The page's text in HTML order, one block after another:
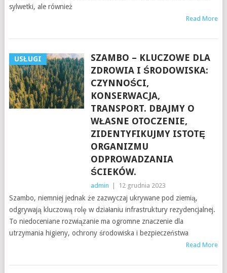
sylwetki, ale również
Read More
USŁUGI
SZAMBO – KLUCZOWE DLA
ZDROWIA I ŚRODOWISKA:
CZYNNOŚCI,
KONSERWACJA,
TRANSPORT. DBAJMY O
WŁASNE OTOCZENIE,
ZIDENTYFIKUJMY ISTOTĘ
ORGANIZMU
ODPROWADZANIA
ŚCIEKÓW.
admin 12 grudnia 2023
Szambo, niemniej jednak że zazwyczaj ukrywane pod ziemią,
odgrywają kluczową rolę w działaniu infrastruktury rezydencjalnej.
To niedoceniane rozwiązanie ma ogromne znaczenie dla
utrzymania higieny, ochrony środowiska i bezpieczeństwa
Read More